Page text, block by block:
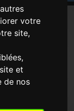
votre
site,
et
de nos